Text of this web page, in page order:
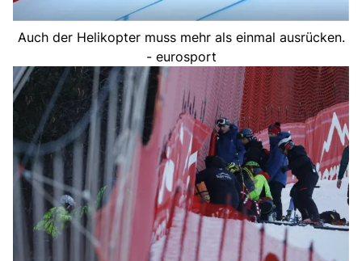
Auch der Helikopter muss mehr als einmal ausrücken.
- eurosport